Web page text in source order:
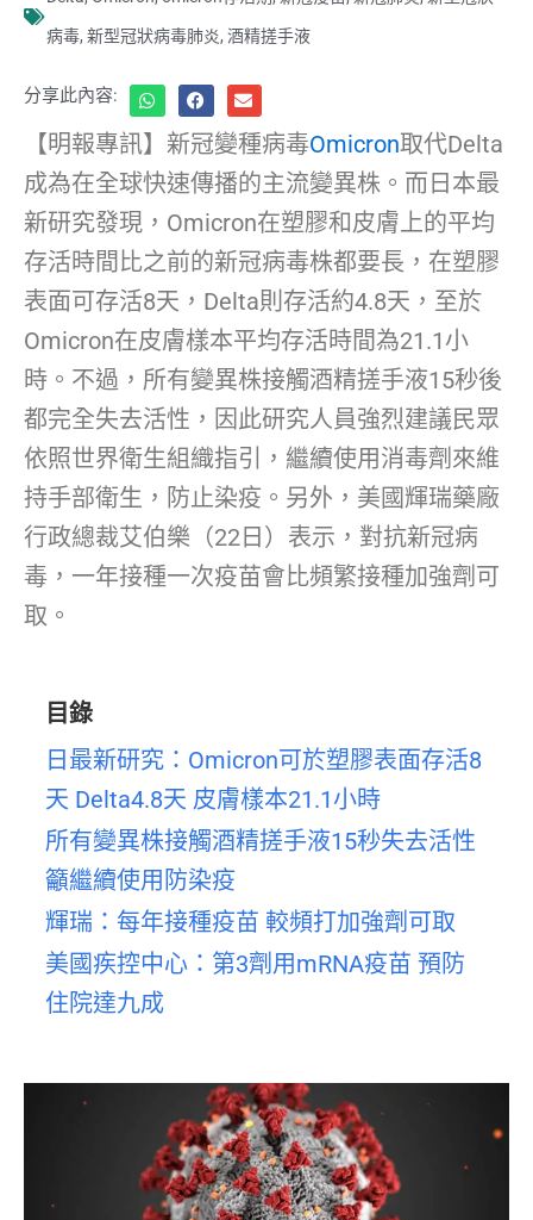
病毒, 新型冠狀病毒肺炎, 酒精搓手液
分享此內容:
【明報專訊】新冠變種病毒Omicron取代Delta
成為在全球快速傳播的主流變異株。而日本最
新研究發現，Omicron在塑膠和皮膚上的平均
存活時間比之前的新冠病毒株都要長，在塑膠
表面可存活8天，Delta則存活約4.8天，至於
Omicron在皮膚樣本平均存活時間為21.1小
時。不過，所有變異株接觸酒精搓手液15秒後
都完全失去活性，因此研究人員強烈建議民眾
依照世界衛生組織指引，繼續使用消毒劑來維
持手部衛生，防止染疫。另外，美國輝瑞藥廠
行政總裁艾伯樂（22日）表示，對抗新冠病
毒，一年接種一次疫苗會比頻繁接種加強劑可
取。
目錄
日最新研究：Omicron可於塑膠表面存活8
天 Delta4.8天 皮膚樣本21.1小時
所有變異株接觸酒精搓手液15秒失去活性
籲繼續使用防染疫
輝瑞：每年接種疫苗 較頻打加強劑可取
美國疾控中心：第3劑用mRNA疫苗 預防
住院達九成